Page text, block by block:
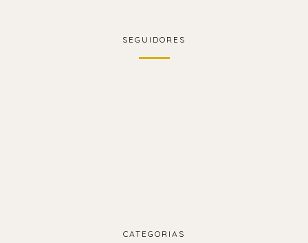
SEGUIDORES
CATEGORIAS